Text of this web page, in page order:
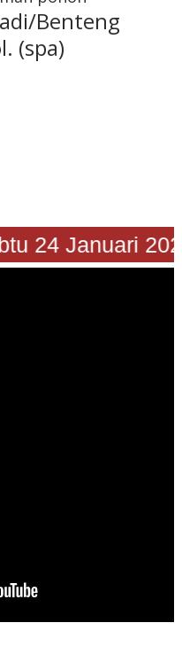
Benteng
(spa)
24 Januari